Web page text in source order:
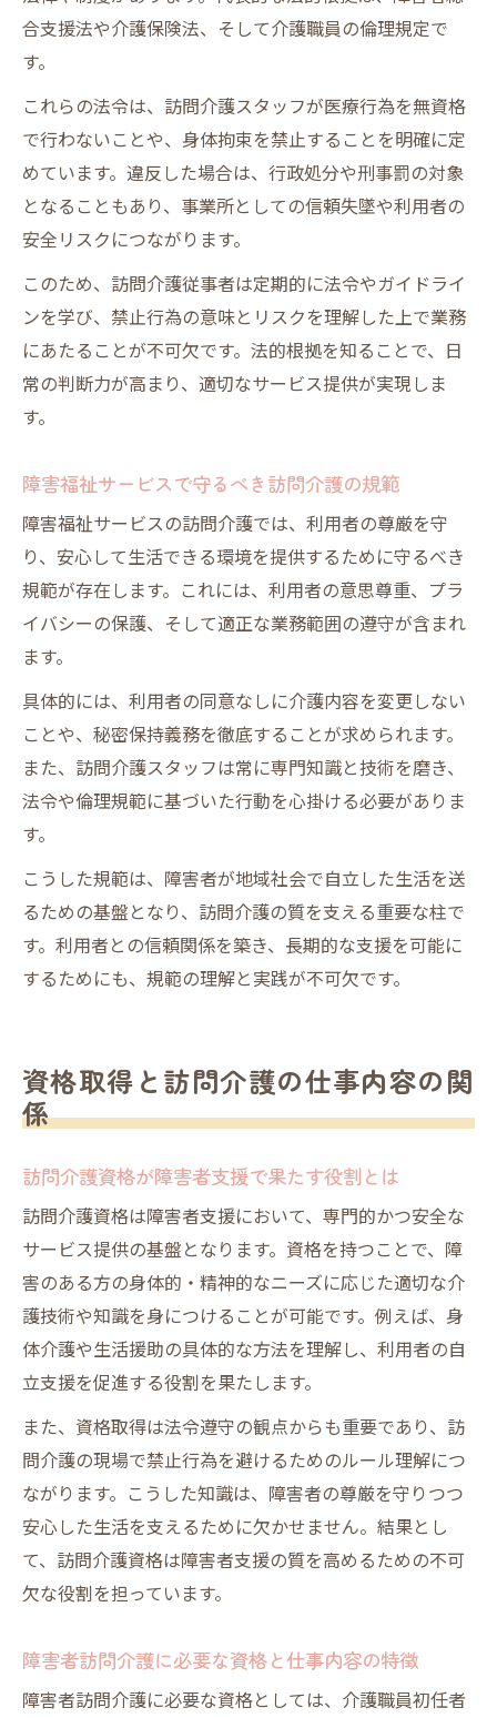
合支援法や介護保険法、そして介護職員の倫理規定で
す。
これらの法令は、訪問介護スタッフが医療行為を無資格
で行わないことや、身体拘束を禁止することを明確に定
めています。違反した場合は、行政処分や刑事罰の対象
となることもあり、事業所としての信頼失墜や利用者の
安全リスクにつながります。
このため、訪問介護従事者は定期的に法令やガイドライ
ンを学び、禁止行為の意味とリスクを理解した上で業務
にあたることが不可欠です。法的根拠を知ることで、日
常の判断力が高まり、適切なサービス提供が実現しま
す。
障害福祉サービスで守るべき訪問介護の規範
障害福祉サービスの訪問介護では、利用者の尊厳を守
り、安心して生活できる環境を提供するために守るべき
規範が存在します。これには、利用者の意思尊重、プラ
イバシーの保護、そして適正な業務範囲の遵守が含まれ
ます。
具体的には、利用者の同意なしに介護内容を変更しない
ことや、秘密保持義務を徹底することが求められます。
また、訪問介護スタッフは常に専門知識と技術を磨き、
法令や倫理規範に基づいた行動を心掛ける必要がありま
す。
こうした規範は、障害者が地域社会で自立した生活を送
るための基盤となり、訪問介護の質を支える重要な柱で
す。利用者との信頼関係を築き、長期的な支援を可能に
するためにも、規範の理解と実践が不可欠です。
資格取得と訪問介護の仕事内容の関
係
訪問介護資格が障害者支援で果たす役割とは
訪問介護資格は障害者支援において、専門的かつ安全な
サービス提供の基盤となります。資格を持つことで、障
害のある方の身体的・精神的なニーズに応じた適切な介
護技術や知識を身につけることが可能です。例えば、身
体介護や生活援助の具体的な方法を理解し、利用者の自
立支援を促進する役割を果たします。
また、資格取得は法令遵守の観点からも重要であり、訪
問介護の現場で禁止行為を避けるためのルール理解につ
ながります。こうした知識は、障害者の尊厳を守りつつ
安心した生活を支えるために欠かせません。結果とし
て、訪問介護資格は障害者支援の質を高めるための不可
欠な役割を担っています。
障害者訪問介護に必要な資格と仕事内容の特徴
障害者訪問介護に必要な資格としては、介護職員初任者